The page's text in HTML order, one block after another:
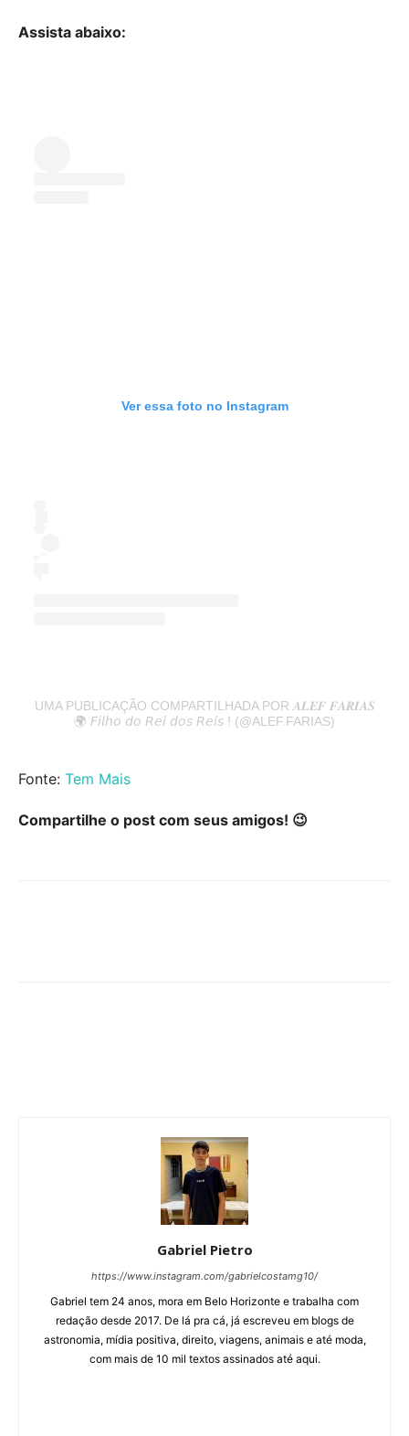
Assista abaixo:
Ver essa foto no Instagram
UMA PUBLICAÇÃO COMPARTILHADA POR 𝑨𝑳𝑬𝑭 𝑭𝑨𝑹𝑰𝑨𝑺
🌍 𝘍𝘪𝘭𝘩𝘰 𝘥𝘰 𝘙𝘦𝘪 𝘥𝘰𝘴 𝘙𝘦𝘪𝘴 ! (@ALEF.FARIAS)
Fonte: Tem Mais
Compartilhe o post com seus amigos! 😉
Gabriel Pietro
https://www.instagram.com/gabrielcostamg10/
Gabriel tem 24 anos, mora em Belo Horizonte e trabalha com
redação desde 2017. De lá pra cá, já escreveu em blogs de
astronomia, mídia positiva, direito, viagens, animais e até moda,
com mais de 10 mil textos assinados até aqui.